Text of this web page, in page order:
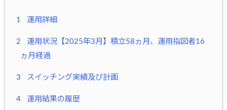
1 運用詳細
2
運用状況【2025年3月】積立58ヵ月、運用指図者16
ヵ月経過
3 スイッチング実績及び計画
4 運用結果の履歴